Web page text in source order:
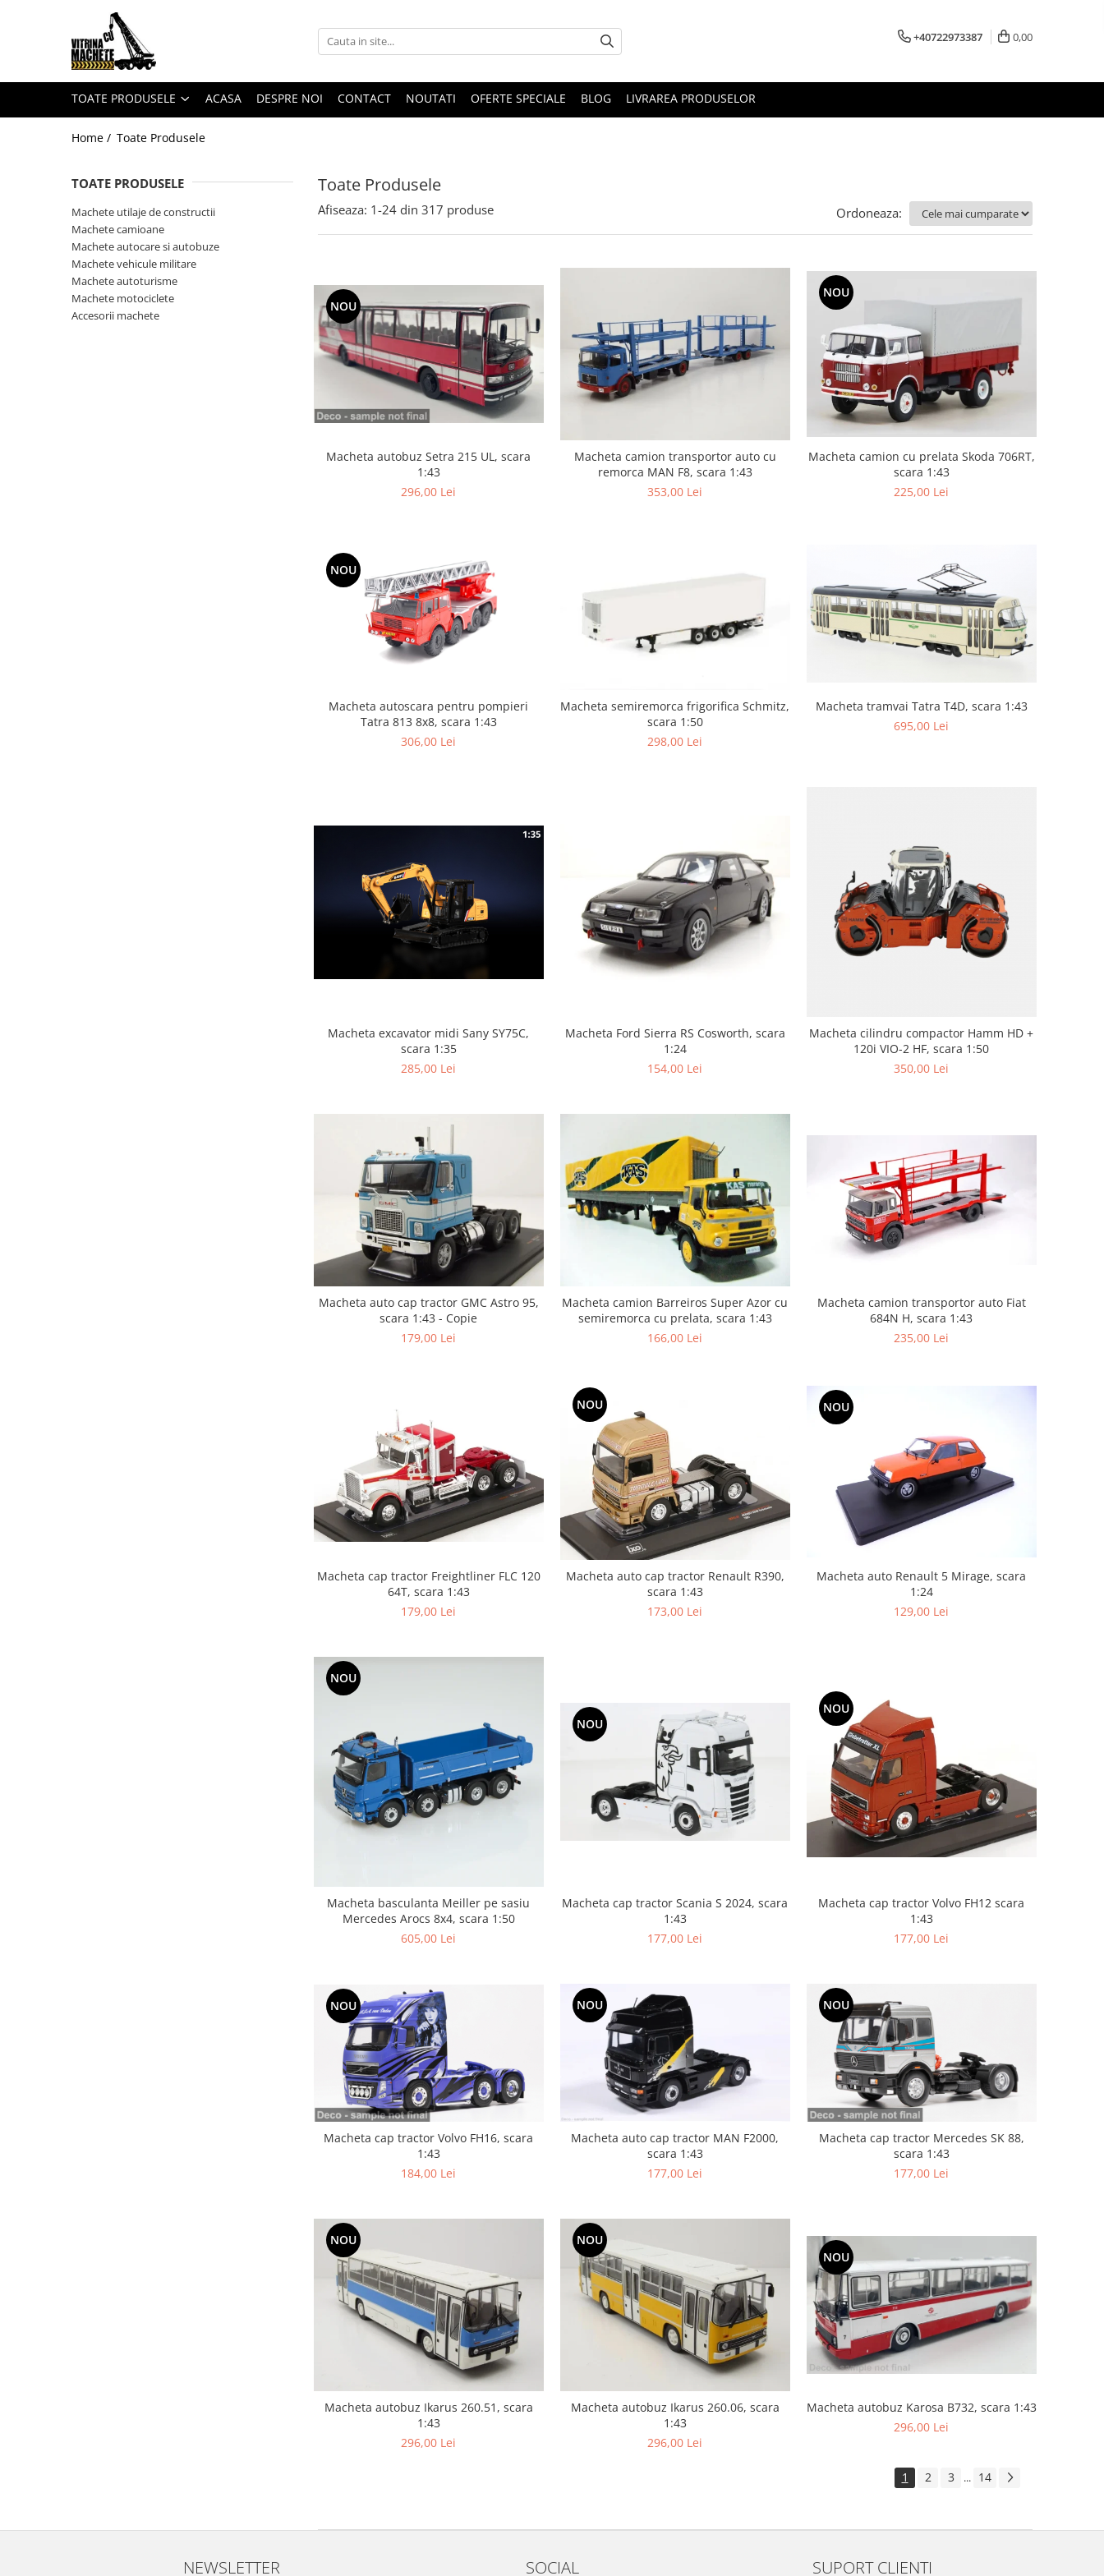
Toate Produsele
Machete utilaje pentru drumuri
Machete betoniere si pompe de
Alte machete de utilaje
Machete camioane
Machete basculante
+40722973387 0,00
TOATE PRODUSELE ACASA DESPRE NOI CONTACT NOUTATI OFERTE SPECIALE BLOG LIVRAREA PRODUSELOR
Home / Toate Produsele
Toate Produsele
TOATE PRODUSELE
Machete utilaje de constructii
Machete camioane
Machete autocare si autobuze
Machete vehicule militare
Machete autoturisme
Machete motociclete
Accesorii machete
Afiseaza: 1-24 din 317 produse Ordoneaza:
NOU
Macheta autobuz Setra 215 UL, scara
1:43
296,00 Lei
Macheta camion transportor auto cu
remorca MAN F8, scara 1:43
353,00 Lei
NOU
Macheta camion cu prelata Skoda 706RT,
scara 1:43
225,00 Lei
NOU
Macheta autoscara pentru pompieri
Tatra 813 8x8, scara 1:43
306,00 Lei
Macheta semiremorca frigorifica Schmitz,
scara 1:50
298,00 Lei
Macheta tramvai Tatra T4D, scara 1:43
695,00 Lei
Macheta excavator midi Sany SY75C,
scara 1:35
285,00 Lei
Macheta Ford Sierra RS Cosworth, scara
1:24
154,00 Lei
Macheta cilindru compactor Hamm HD +
120i VIO-2 HF, scara 1:50
350,00 Lei
Macheta auto cap tractor GMC Astro 95,
scara 1:43 - Copie
179,00 Lei
Macheta camion Barreiros Super Azor cu
semiremorca cu prelata, scara 1:43
166,00 Lei
Macheta camion transportor auto Fiat
684N H, scara 1:43
235,00 Lei
Macheta cap tractor Freightliner FLC 120
64T, scara 1:43
179,00 Lei
NOU
Macheta auto cap tractor Renault R390,
scara 1:43
173,00 Lei
NOU
Macheta auto Renault 5 Mirage, scara
1:24
129,00 Lei
NOU
Macheta basculanta Meiller pe sasiu
Mercedes Arocs 8x4, scara 1:50
605,00 Lei
NOU
Macheta cap tractor Scania S 2024, scara
1:43
177,00 Lei
NOU
Macheta cap tractor Volvo FH12 scara
1:43
177,00 Lei
NOU
Macheta cap tractor Volvo FH16, scara
1:43
184,00 Lei
NOU
Macheta auto cap tractor MAN F2000,
scara 1:43
177,00 Lei
NOU
Macheta cap tractor Mercedes SK 88,
scara 1:43
177,00 Lei
NOU
Macheta autobuz Ikarus 260.51, scara
1:43
296,00 Lei
NOU
Macheta autobuz Ikarus 260.06, scara
1:43
296,00 Lei
NOU
Macheta autobuz Karosa B732, scara 1:43
296,00 Lei
1 2 3 ... 14
NEWSLETTER SOCIAL SUPORT CLIENTI